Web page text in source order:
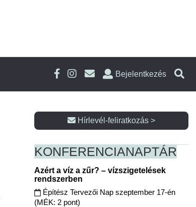
Bejelentkezés
Hírlevél-feliratkozás >
KONFERENCIANAPTÁR
Azért a víz a zűr? – vízszigetelések
rendszerben
Építész Tervezői Nap szeptember 17-én
(MÉK: 2 pont)